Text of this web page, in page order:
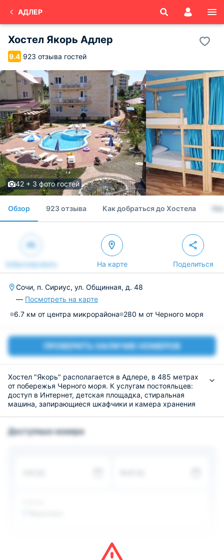
АДЛЕР
Хостел Якорь Адлер
9.4 923 отзыва гостей
42 + 3 фото гостей
Обзор 923 отзыва Как добраться до Хостела
Забронировать На карте Поделиться
Сочи, п. Сириус, ул. Общинная, д. 48
— Посмотреть на карте
6.7 км от центра микрорайона 280 м от Черного моря
ПРОВЕРИТЬ НАЛИЧИЕ НОМЕРОВ
Хостел "Якорь" располагается в Адлере, в 485 метрах
от побережья Черного моря. К услугам постояльцев:
доступ в Интернет, детская площадка, стиральная
машина, запирающиеся шкафчики и камера хранения
Каждый из них выполнен в едином стиле и светлых
Доступные номера